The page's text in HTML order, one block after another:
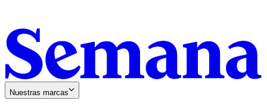
Nuestras marcas